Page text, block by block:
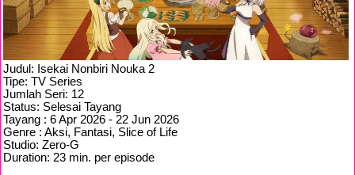
Judul: Isekai Nonbiri Nouka 2
Tipe: TV Series
Jumlah Seri: 12
Status: Selesai Tayang
Tayang : 6 Apr 2026 - 22 Jun 2026
Genre : Aksi, Fantasi, Slice of Life
Studio: Zero-G
Duration: 23 min. per episode